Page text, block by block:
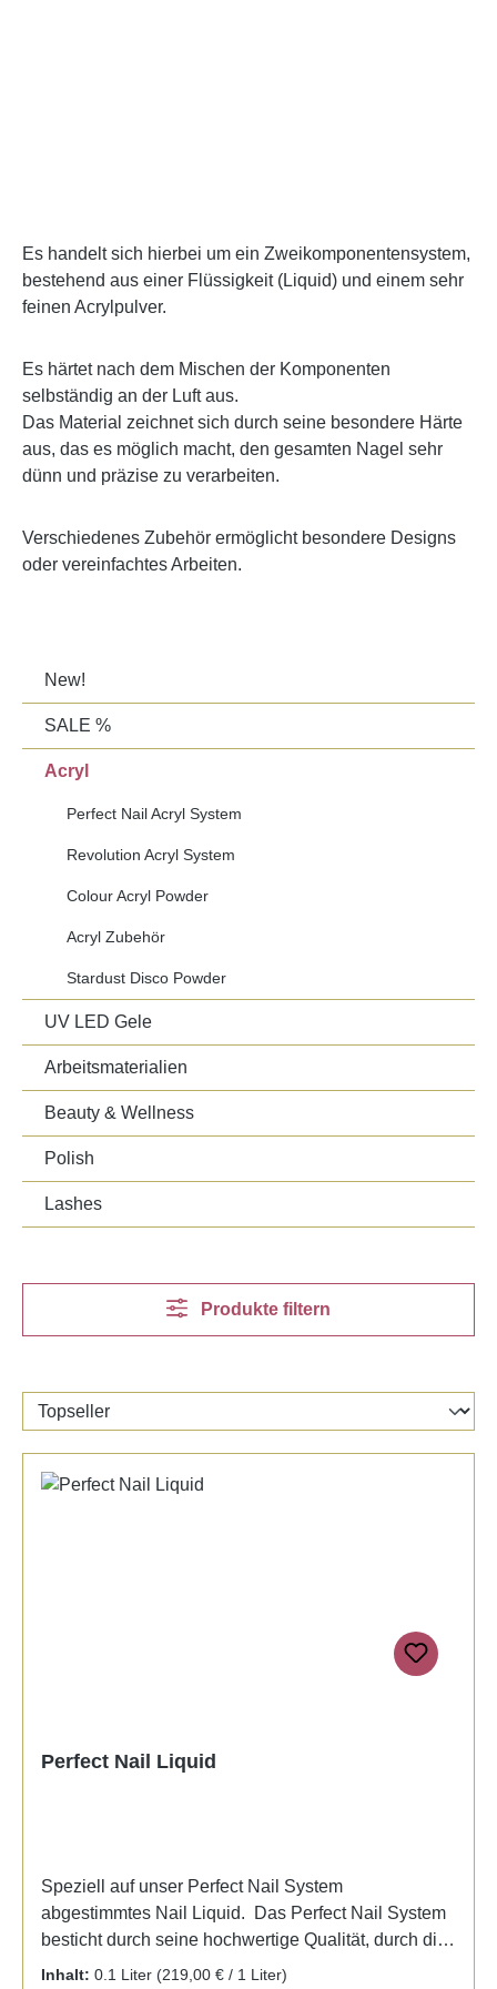
Es handelt sich hierbei um ein Zweikomponentensystem,
bestehend aus einer Flüssigkeit (Liquid) und einem sehr
feinen Acrylpulver.
Es härtet nach dem Mischen der Komponenten
selbständig an der Luft aus.
Das Material zeichnet sich durch seine besondere Härte
aus, das es möglich macht, den gesamten Nagel sehr
dünn und präzise zu verarbeiten.
Verschiedenes Zubehör ermöglicht besondere Designs
oder vereinfachtes Arbeiten.
New!
SALE %
Acryl
Perfect Nail Acryl System
Revolution Acryl System
Colour Acryl Powder
Acryl Zubehör
Stardust Disco Powder
UV LED Gele
Arbeitsmaterialien
Beauty & Wellness
Polish
Lashes
Produkte filtern
Perfect Nail Liquid
Speziell auf unser Perfect Nail System
abgestimmtes Nail Liquid. Das Perfect Nail System
besticht durch seine hochwertige Qualität, durch die
hervorragende Wiedergabe der verschiedenen
Inhalt: 0.1 Liter (219,00 € / 1 Liter)